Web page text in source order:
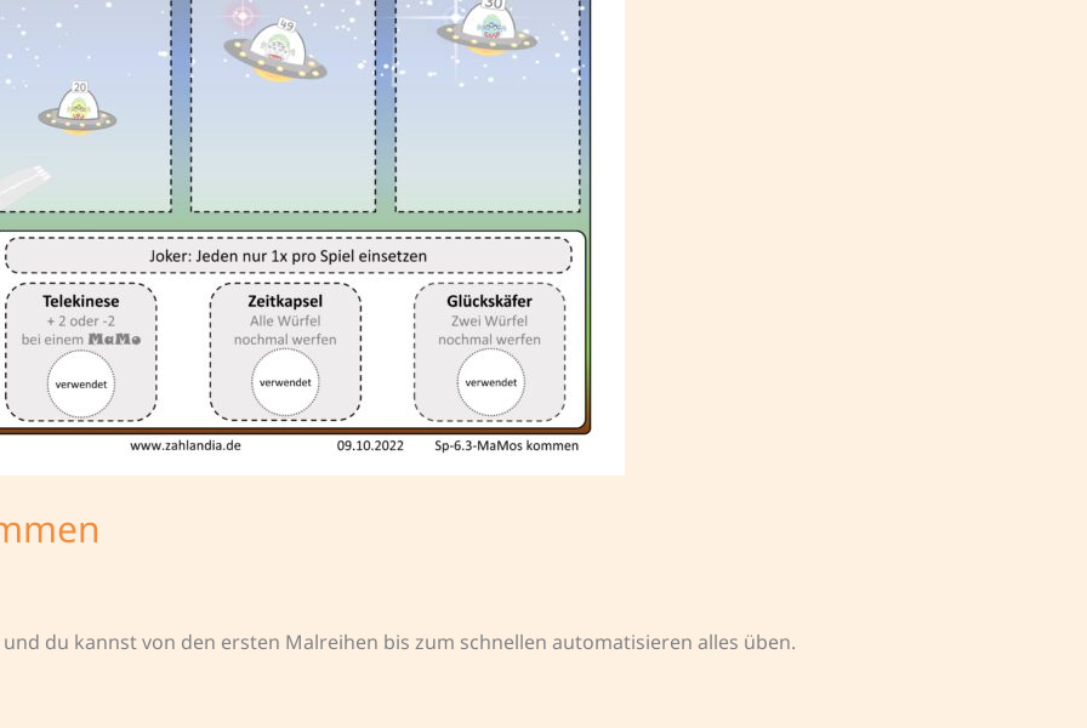
du kannst von den ersten Malreihen bis zum schnellen automatisieren alles üben.